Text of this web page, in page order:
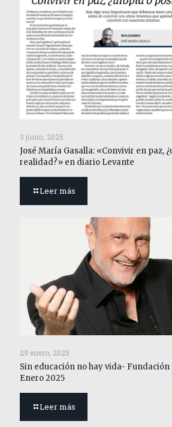
3 junio, 2025
José María Gasalla: «Convivir en paz,
realidad?» en diario Levante
Leer más
29 enero, 2025
Sin educación no hay vida- Fundación
Enero 2025
Leer más